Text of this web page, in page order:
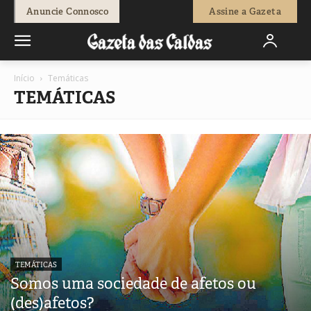
Anuncie Connosco Assine a Gazeta
Início Temáticas
TEMÁTICAS
TEMÁTICAS
Somos uma sociedade de afetos ou
(des)afetos?